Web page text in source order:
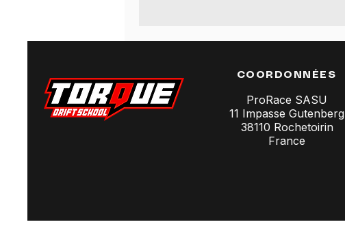
COORDONNÉES
ProRace SASU
11 Impasse Gutenberg
38110 Rochetoirin
France